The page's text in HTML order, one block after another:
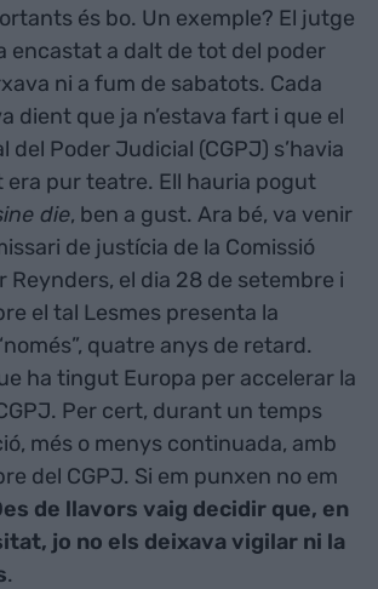
és bo. Un exemple? El jutge
encastat a dalt de tot del poder
ni a fum de sabatots. Cada
dient que ja n’estava fart i que el
del Poder Judicial (CGPJ) s’havia
era pur teatre. Ell hauria pogut
die, ben a gust. Ara bé, va venir
de justícia de la Comissió
Reynders, el dia 28 de setembre i
el tal Lesmes presenta la
quatre anys de retard.
ha tingut Europa per accelerar la
Per cert, durant un temps
més o menys continuada, amb
del CGPJ. Si em punxen no em
de llavors vaig decidir que, en
jo no els deixava vigilar ni la
.